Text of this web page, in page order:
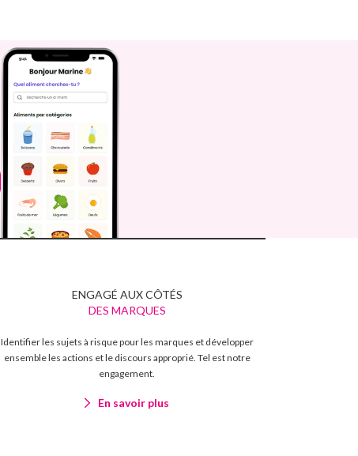
ENGAGÉ AUX CÔTÉS
DES MARQUES
Identifier les sujets à risque pour les marques et développer
ensemble les actions et le discours approprié. Tel est notre
engagement.
En savoir plus